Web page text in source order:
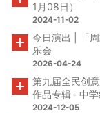
1月08日）
2024-11-02
今日演出 | 「
乐会
2026-04-24
第九届全民创
作品专辑 · 中学
2024-12-05